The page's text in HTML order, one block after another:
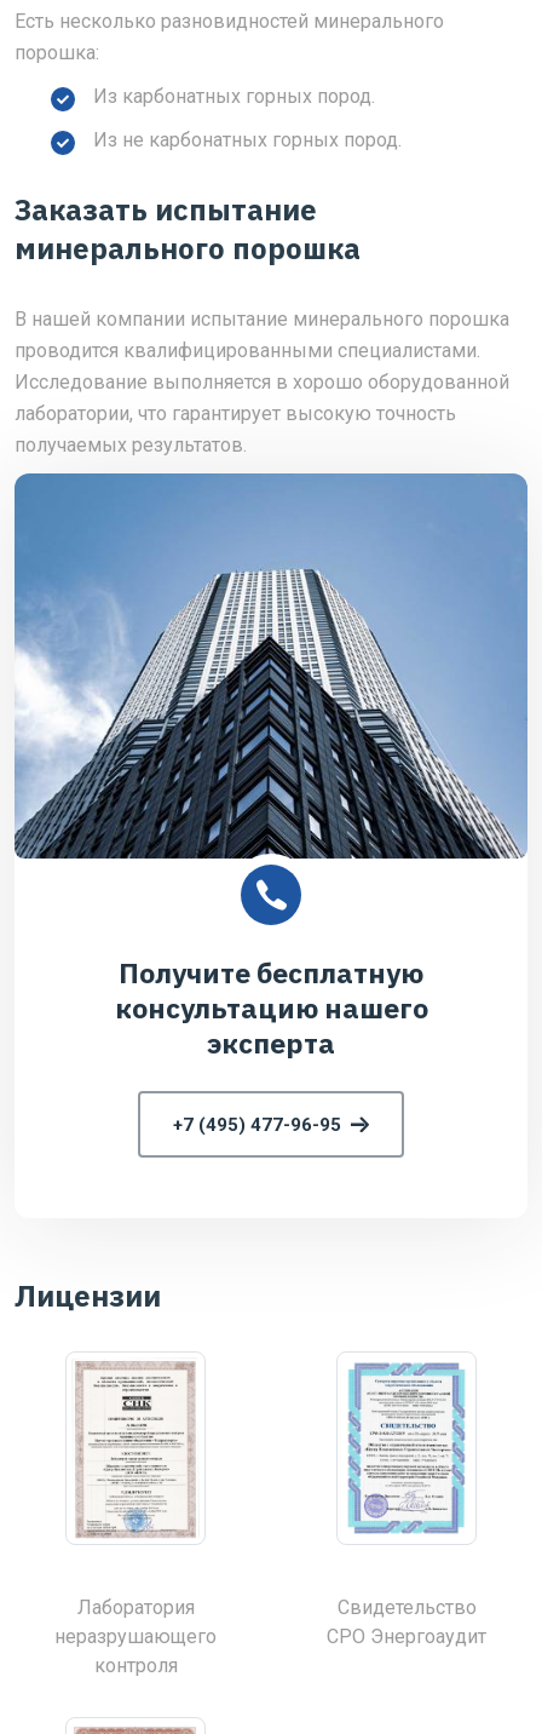
Есть несколько разновидностей минерального
порошка:
Из карбонатных горных пород.
Из не карбонатных горных пород.
Заказать испытание
минерального порошка
В нашей компании испытание минерального порошка
проводится квалифицированными специалистами.
Исследование выполняется в хорошо оборудованной
лаборатории, что гарантирует высокую точность
получаемых результатов.
Получите бесплатную
консультацию нашего
эксперта
+7 (495) 477-96-95
Лицензии
Лаборатория
неразрушающего
контроля
Свидетельство
СРО Энергоаудит